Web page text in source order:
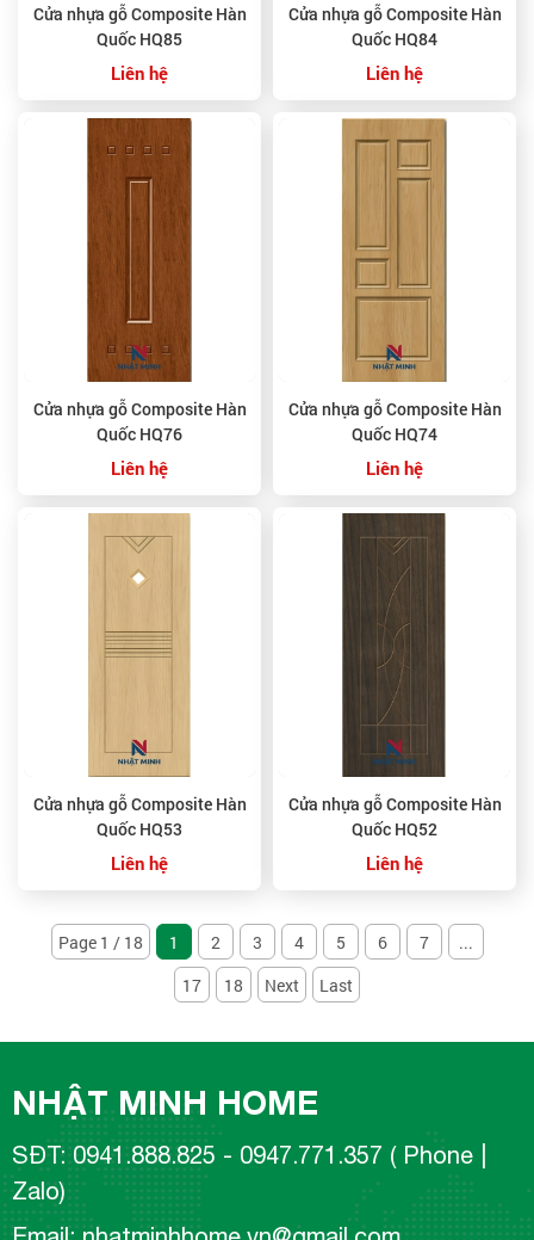
Cửa nhựa gỗ Composite Hàn
Quốc HQ85
Liên hệ
Cửa nhựa gỗ Composite Hàn
Quốc HQ84
Liên hệ
Cửa nhựa gỗ Composite Hàn
Quốc HQ76
Liên hệ
Cửa nhựa gỗ Composite Hàn
Quốc HQ74
Liên hệ
Cửa nhựa gỗ Composite Hàn
Quốc HQ53
Liên hệ
Cửa nhựa gỗ Composite Hàn
Quốc HQ52
Liên hệ
Page 1 / 18 1 2 3 4 5 6 7
...
17
18 Next Last
NHẬT MINH HOME
SĐT: 0941.888.825 - 0947.771.357 ( Phone |
Zalo)